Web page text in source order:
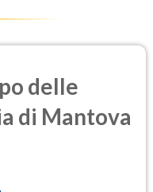
delle
di Mantova